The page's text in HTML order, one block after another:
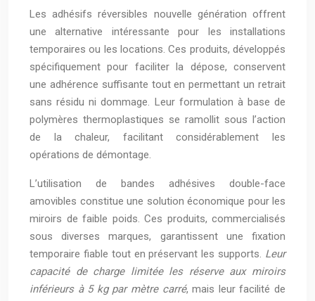
Les adhésifs réversibles nouvelle génération offrent
une alternative intéressante pour les installations
temporaires ou les locations. Ces produits, développés
spécifiquement pour faciliter la dépose, conservent
une adhérence suffisante tout en permettant un retrait
sans résidu ni dommage. Leur formulation à base de
polymères thermoplastiques se ramollit sous l’action
de la chaleur, facilitant considérablement les
opérations de démontage.
L’utilisation de bandes adhésives double-face
amovibles constitue une solution économique pour les
miroirs de faible poids. Ces produits, commercialisés
sous diverses marques, garantissent une fixation
temporaire fiable tout en préservant les supports. Leur
capacité de charge limitée les réserve aux miroirs
inférieurs à 5 kg par mètre carré, mais leur facilité de